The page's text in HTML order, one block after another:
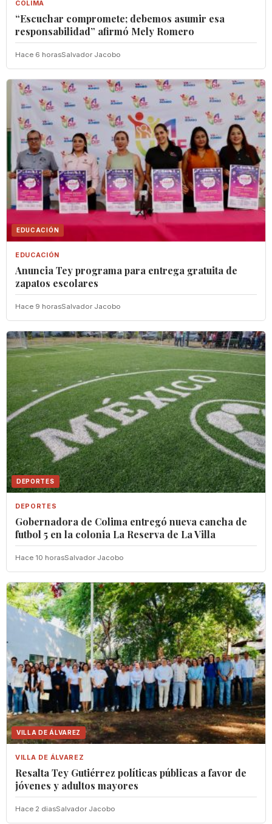
COLIMA
“Escuchar compromete; debemos asumir esa
responsabilidad” afirmó Mely Romero
Hace 6 horasSalvador Jacobo
EDUCACIÓN
EDUCACIÓN
‎Anuncia Tey programa para entrega gratuita de
zapatos escolares
Hace 9 horasSalvador Jacobo
DEPORTES
DEPORTES
Gobernadora de Colima entregó nueva cancha de
futbol 5 en la colonia La Reserva de La Villa
Hace 10 horasSalvador Jacobo
VILLA DE ÁLVAREZ
VILLA DE ÁLVAREZ
Resalta Tey Gutiérrez políticas públicas ‎a favor de
jóvenes y adultos mayores
Hace 2 diasSalvador Jacobo